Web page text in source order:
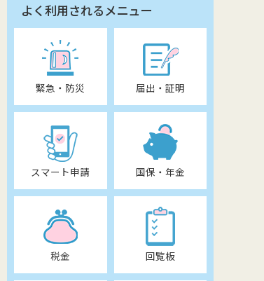
よく利用されるメニュー
緊急・防災 届出・証明
スマート申請 国保・年金
税金 回覧板